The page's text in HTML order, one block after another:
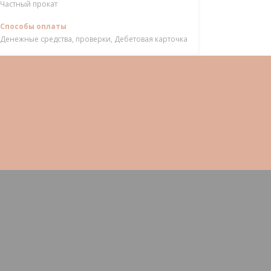
Частный прокат
Способы оплаты
Денежные средства, проверки, Дебетовая карточка